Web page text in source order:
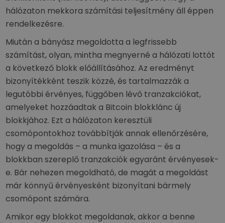
hálózaton mekkora számítási teljesítmény áll éppen
rendelkezésre.
Miután a bányász megoldotta a legfrissebb
számítást, olyan, mintha megnyerné a hálózati lottót
a következő blokk előállításához. Az eredményt
bizonyítékként teszik közzé, és tartalmazzák a
legutóbbi érvényes, függőben lévő tranzakciókat,
amelyeket hozzáadtak a Bitcoin blokklánc új
blokkjához. Ezt a hálózaton keresztüli
csomópontokhoz továbbítják annak ellenőrzésére,
hogy a megoldás – a munka igazolása – és a
blokkban szereplő tranzakciók egyaránt érvényesek-
e. Bár nehezen megoldható, de magát a megoldást
már könnyű érvényesként bizonyítani bármely
csomópont számára.
Amikor egy blokkot megoldanak, akkor a benne